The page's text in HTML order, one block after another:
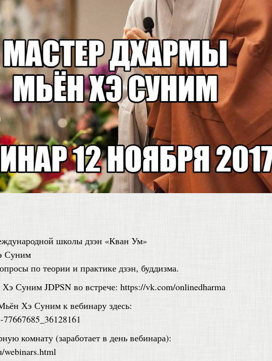
школы дзэн «Кван Ум»
Суним
по теории и практике дзэн, буддизма.
Суним JDPSN во встрече: https://vk.com/onlinedharma
Хэ Суним к вебинару здесь:
комнату (заработает в день вебинара):
webinars.html